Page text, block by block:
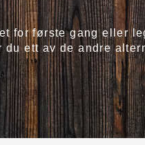
for første gang eller
ett av de andre